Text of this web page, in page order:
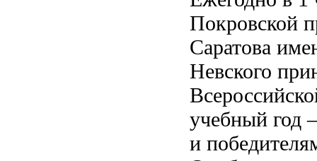
Покровской
Саратова
Невского
учебный год
и